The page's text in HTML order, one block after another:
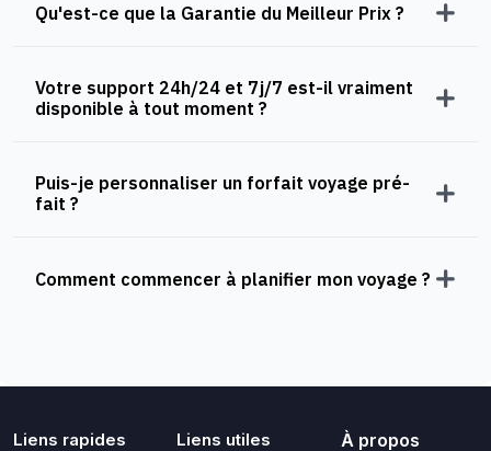
Qu'est-ce que la Garantie du Meilleur Prix ?
Votre support 24h/24 et 7j/7 est-il vraiment
disponible à tout moment ?
Puis-je personnaliser un forfait voyage pré-
fait ?
Comment commencer à planifier mon voyage ?
Liens rapides Liens utiles
À propos